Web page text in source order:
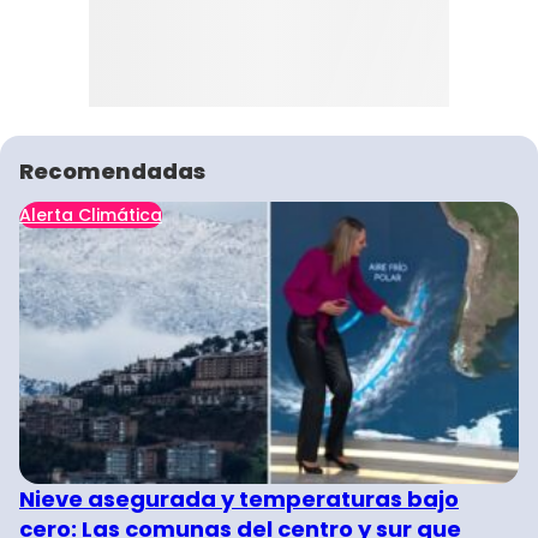
Recomendadas
Alerta Climática
Nieve asegurada y temperaturas bajo
cero: Las comunas del centro y sur que